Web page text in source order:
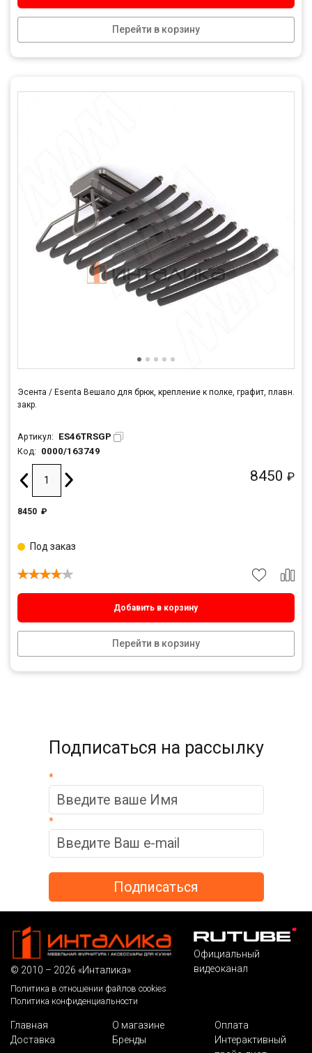
Перейти в корзину
Эсента / Esenta Вешало для брюк, крепление к полке, графит, плавн.
закр.
Артикул: ES46TRSGP
Код: 0000/163749
8450 ₽
8450 ₽
Добавить в корзину
Перейти в корзину
Под заказ
Подписаться на рассылку
*
*
© 2010 – 2026 «Инталика»
Политика в отношении файлов cookies
Политика конфиденциальности
Официальный
видеоканал
Главная О магазине
Оплата
Доставка
Бренды
Интерактивный